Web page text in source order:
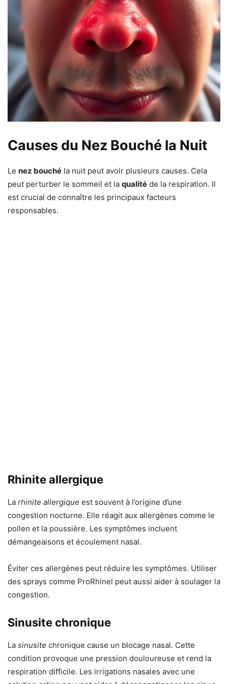
Causes du Nez Bouché la Nuit
Le nez bouché la nuit peut avoir plusieurs causes. Cela
peut perturber le sommeil et la qualité de la respiration. Il
est crucial de connaître les principaux facteurs
responsables.
Rhinite allergique
La rhinite allergique est souvent à l’origine d’une
congestion nocturne. Elle réagit aux allergènes comme le
pollen et la poussière. Les symptômes incluent
démangeaisons et écoulement nasal.
Éviter ces allergènes peut réduire les symptômes. Utiliser
des sprays comme ProRhinel peut aussi aider à soulager la
congestion.
Sinusite chronique
La sinusite chronique cause un blocage nasal. Cette
condition provoque une pression douloureuse et rend la
respiration difficile. Les irrigations nasales avec une